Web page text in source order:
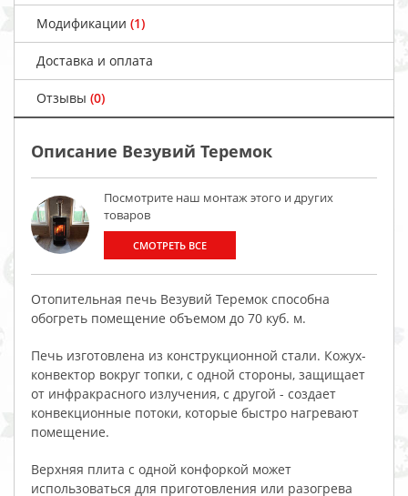
Модификации (1)
Доставка и оплата
Отзывы (0)
Описание Везувий Теремок
Посмотрите наш монтаж этого и других
товаров
СМОТРЕТЬ ВСЕ
Отопительная печь Везувий Теремок способна
обогреть помещение объемом до 70 куб. м.
Печь изготовлена из конструкционной стали. Кожух-
конвектор вокруг топки, с одной стороны, защищает
от инфракрасного излучения, с другой - создает
конвекционные потоки, которые быстро нагревают
помещение.
Верхняя плита с одной конфоркой может
использоваться для приготовления или разогрева